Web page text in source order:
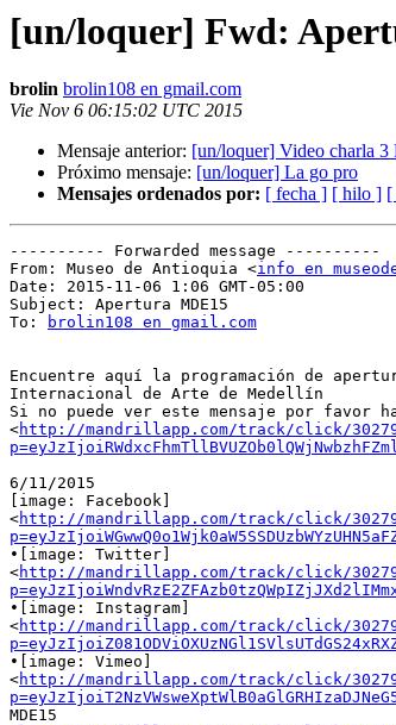
[un/loquer] Fwd:
brolin brolin108 en gmail.com
Vie Nov 6 06:15:02 UTC 2015
Mensaje anterior: [un/loquer] Video charla
Próximo mensaje: [un/loquer] La go pro
Mensajes ordenados por: [ fecha ] [ hilo ] [
---------- Forwarded message ----------
From: Museo de Antioquia <info en
Date: 2015-11-06 1:06 GMT-05:00
Subject: Apertura MDE15
To:
brolin108 en gmail.com
Encuentre aquí la programación de
Internacional de Arte de Medellín
Si no puede ver este mensaje por favor
<http://mandrillapp.com/track/click/
6/11/2015
[image: Facebook]
<http://mandrillapp.com/track/click/
•[image: Twitter]
<http://mandrillapp.com/track/click/
•[image: Instagram]
<http://mandrillapp.com/track/click/
•[image: Vimeo]
<http://mandrillapp.com/track/click/
MDE15